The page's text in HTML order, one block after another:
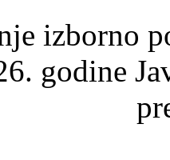
izborno
godine